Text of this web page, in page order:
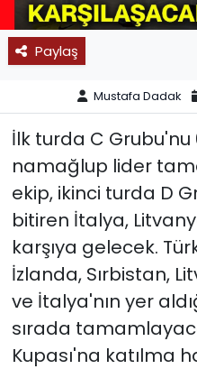
Paylaş
Mustafa Dadak
İlk turda C
namağlup lider
ekip, ikinci turda D
bitiren İtalya,
karşıya gelecek.
İzlanda, Sırbistan,
ve İtalya'nın yer
sırada
Kupası'na katılma